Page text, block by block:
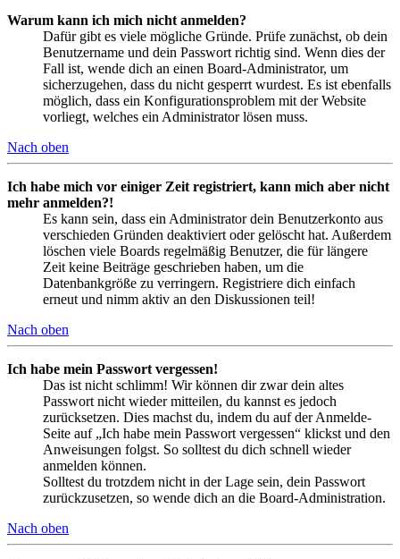
Warum kann ich mich nicht anmelden?
Dafür gibt es viele mögliche Gründe. Prüfe zunächst, ob dein
Benutzername und dein Passwort richtig sind. Wenn dies der
Fall ist, wende dich an einen Board-Administrator, um
sicherzugehen, dass du nicht gesperrt wurdest. Es ist ebenfalls
möglich, dass ein Konfigurationsproblem mit der Website
vorliegt, welches ein Administrator lösen muss.
Nach oben
Ich habe mich vor einiger Zeit registriert, kann mich aber nicht
mehr anmelden?!
Es kann sein, dass ein Administrator dein Benutzerkonto aus
verschieden Gründen deaktiviert oder gelöscht hat. Außerdem
löschen viele Boards regelmäßig Benutzer, die für längere
Zeit keine Beiträge geschrieben haben, um die
Datenbankgröße zu verringern. Registriere dich einfach
erneut und nimm aktiv an den Diskussionen teil!
Nach oben
Ich habe mein Passwort vergessen!
Das ist nicht schlimm! Wir können dir zwar dein altes
Passwort nicht wieder mitteilen, du kannst es jedoch
zurücksetzen. Dies machst du, indem du auf der Anmelde-
Seite auf „Ich habe mein Passwort vergessen“ klickst und den
Anweisungen folgst. So solltest du dich schnell wieder
anmelden können.
Solltest du trotzdem nicht in der Lage sein, dein Passwort
zurückzusetzen, so wende dich an die Board-Administration.
Nach oben